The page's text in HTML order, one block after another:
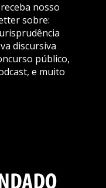
nosso
sobre:
discursiva
público,
e muito